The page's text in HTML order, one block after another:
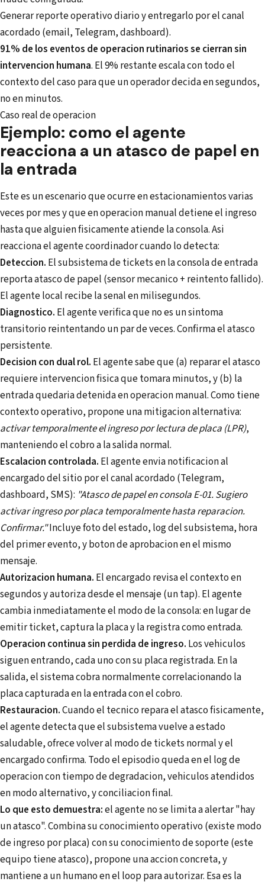
Generar reporte operativo diario y entregarlo por el canal
acordado (email, Telegram, dashboard).
91% de los eventos de operacion rutinarios se cierran sin
intervencion humana. El 9% restante escala con todo el
contexto del caso para que un operador decida en segundos,
no en minutos.
Caso real de operacion
Ejemplo: como el agente
reacciona a un atasco de papel en
la entrada
Este es un escenario que ocurre en estacionamientos varias
veces por mes y que en operacion manual detiene el ingreso
hasta que alguien fisicamente atiende la consola. Asi
reacciona el agente coordinador cuando lo detecta:
Deteccion. El subsistema de tickets en la consola de entrada
reporta atasco de papel (sensor mecanico + reintento fallido).
El agente local recibe la senal en milisegundos.
Diagnostico. El agente verifica que no es un sintoma
transitorio reintentando un par de veces. Confirma el atasco
persistente.
Decision con dual rol. El agente sabe que (a) reparar el atasco
requiere intervencion fisica que tomara minutos, y (b) la
entrada quedaria detenida en operacion manual. Como tiene
contexto operativo, propone una mitigacion alternativa:
activar temporalmente el ingreso por lectura de placa (LPR),
manteniendo el cobro a la salida normal.
Escalacion controlada. El agente envia notificacion al
encargado del sitio por el canal acordado (Telegram,
dashboard, SMS): "Atasco de papel en consola E-01. Sugiero
activar ingreso por placa temporalmente hasta reparacion.
Confirmar."Incluye foto del estado, log del subsistema, hora
del primer evento, y boton de aprobacion en el mismo
mensaje.
Autorizacion humana. El encargado revisa el contexto en
segundos y autoriza desde el mensaje (un tap). El agente
cambia inmediatamente el modo de la consola: en lugar de
emitir ticket, captura la placa y la registra como entrada.
Operacion continua sin perdida de ingreso. Los vehiculos
siguen entrando, cada uno con su placa registrada. En la
salida, el sistema cobra normalmente correlacionando la
placa capturada en la entrada con el cobro.
Restauracion.Cuando el tecnico repara el atasco fisicamente,
el agente detecta que el subsistema vuelve a estado
saludable, ofrece volver al modo de tickets normal y el
encargado confirma. Todo el episodio queda en el log de
operacion con tiempo de degradacion, vehiculos atendidos
en modo alternativo, y conciliacion final.
Lo que esto demuestra:el agente no se limita a alertar "hay
un atasco". Combina su conocimiento operativo (existe modo
de ingreso por placa) con su conocimiento de soporte (este
equipo tiene atasco), propone una accion concreta, y
mantiene a un humano en el loop para autorizar. Esa es la